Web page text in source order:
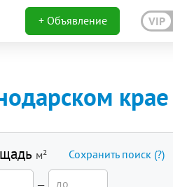
+ Объявление VIP
крае
м²
—
Сохранить поиск (?)